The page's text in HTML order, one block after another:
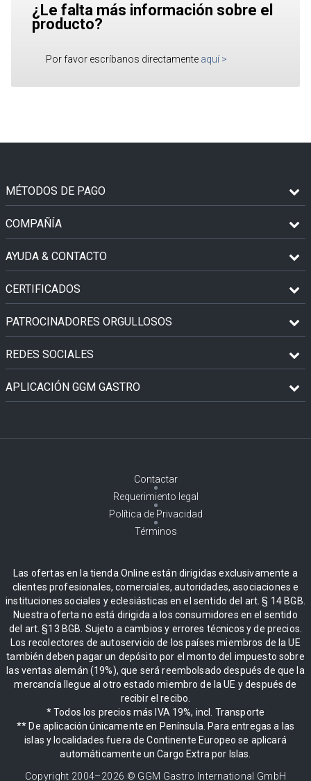
¿Le falta más información sobre el
producto?
Por favor escríbanos directamente aquí >
MÉTODOS DE PAGO
COMPAÑÍA
AYUDA & CONTACTO
CERTIFICADOS
PATROCINADORES ORGULLOSOS
REDES SOCIALES
APLICACIÓN GGM GASTRO
Contactar
Requerimiento legal
Política de Privacidad
Términos
Las ofertas en la tienda Online están dirigidas exclusivamente a
clientes profesionales, comerciales, autoridades, asociaciones e
instituciones sociales y eclesiásticas en el sentido del art. § 14 BGB.
Nuestra oferta no está dirigida a los consumidores en el sentido
del art. §13 BGB. Sujeto a cambios y errores técnicos y de precios.
Los recolectores de autoservicio de los países miembros de la UE
también deben pagar un depósito por el monto del impuesto sobre
las ventas alemán (19%), que será reembolsado después de que la
mercancía llegue al otro estado miembro de la UE y después de
recibir el recibo.
* Todos los precios más IVA 19%, incl. Transporte
** De aplicación únicamente en Península. Para entregas a las
islas y localidades fuera de Continente Europeo se aplicará
automáticamente un Cargo Extra por Islas.
Copyright 2004–2026 © GGM Gastro International GmbH